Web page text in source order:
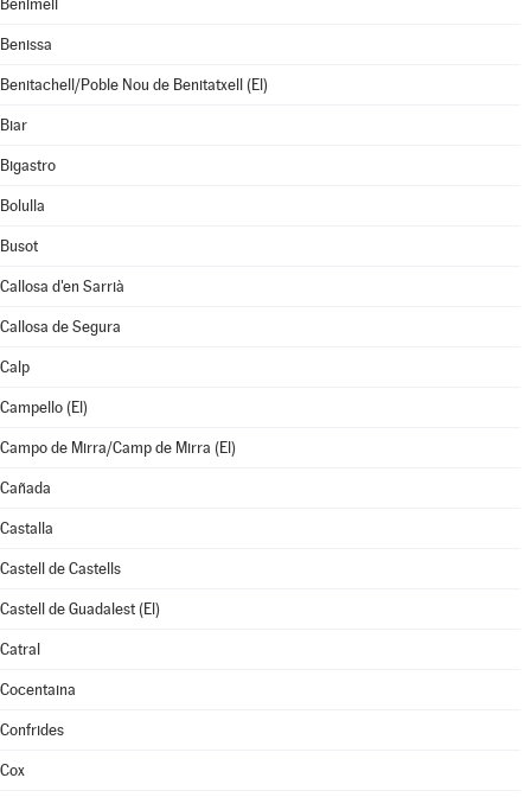
Benimeli
Benissa
Benitachell/Poble Nou de Benitatxell (El)
Biar
Bigastro
Bolulla
Busot
Callosa d'en Sarrià
Callosa de Segura
Calp
Campello (El)
Campo de Mirra/Camp de Mirra (El)
Cañada
Castalla
Castell de Castells
Castell de Guadalest (El)
Catral
Cocentaina
Confrides
Cox